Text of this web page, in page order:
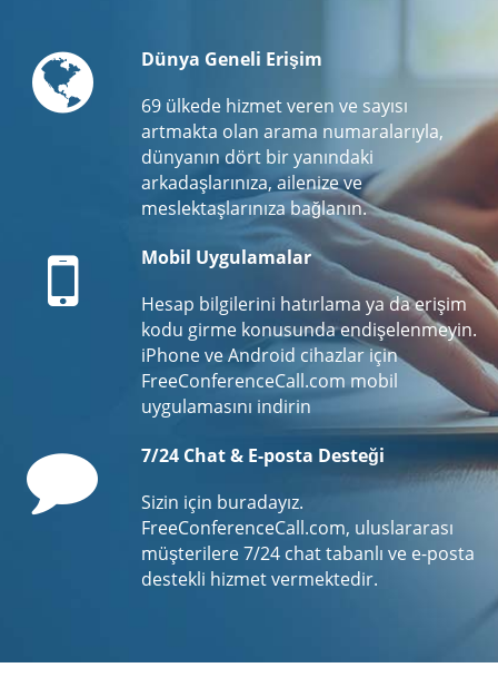
Dünya Geneli Erişim
69 ülkede hizmet veren ve sayısı
artmakta olan arama numaralarıyla,
dünyanın dört bir yanındaki
arkadaşlarınıza, ailenize ve
meslektaşlarınıza bağlanın.
Mobile
Mobil Uygulamalar
Hesap bilgilerini hatırlama ya da erişim
kodu girme konusunda endişelenmeyin.
iPhone ve Android cihazlar için
FreeConferenceCall.com mobil
uygulamasını indirin
Comment
7/24 Chat & E-posta Desteği
Sizin için buradayız.
FreeConferenceCall.com, uluslararası
müşterilere 7/24 chat tabanlı ve e-posta
destekli hizmet vermektedir.